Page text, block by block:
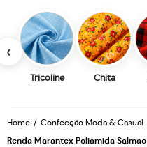
‹
Tricoline Chita
Home Confecção Moda & Casual
Renda Marantex Poliamida Salmao